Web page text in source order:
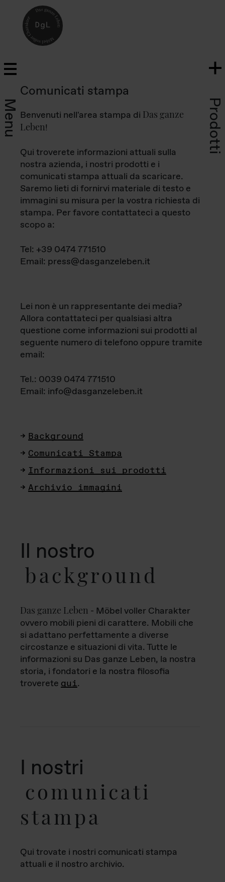
Menu Prodotti
Comunicati stampa
Benvenuti nell'area stampa di Das ganze
Leben!
Qui troverete informazioni attuali sulla
nostra azienda, i nostri prodotti e i
comunicati stampa attuali da scaricare.
Saremo lieti di fornirvi materiale di testo e
immagini su misura per la vostra richiesta di
stampa. Per favore contattateci a questo
scopo a:
Tel: +39 0474 771510
Email: press@dasganzeleben.it
Lei non è un rappresentante dei media?
Allora contattateci per qualsiasi altra
questione come informazioni sui prodotti al
seguente numero di telefono oppure tramite
email:
Tel.: 0039 0474 771510
Email: info@dasganzeleben.it
Background
Comunicati Stampa
Informazioni sui prodotti
Archivio immagini
Il nostro
background
Das ganze Leben - Möbel voller Charakter
ovvero mobili pieni di carattere. Mobili che
si adattano perfettamente a diverse
circostanze e situazioni di vita. Tutte le
informazioni su Das ganze Leben, la nostra
storia, i fondatori e la nostra filosofia
troverete qui.
I nostri
comunicati
stampa
Qui trovate i nostri comunicati stampa
attuali e il nostro archivio.